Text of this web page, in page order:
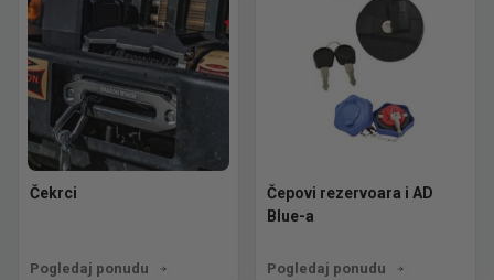
Čekrci
Pogledaj ponudu
Čepovi rezervoara i AD
Blue-a
Pogledaj ponudu